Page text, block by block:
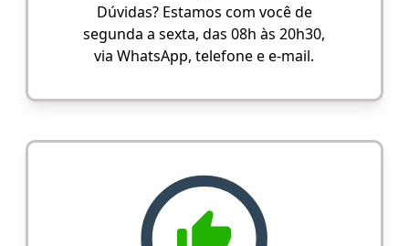
Dúvidas? Estamos com você de
segunda a sexta, das 08h às 20h30,
via WhatsApp, telefone e e-mail.